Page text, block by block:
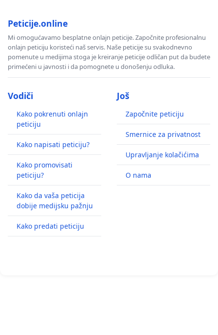
Peticije.online
Mi omogućavamo besplatne onlajn peticije. Započnite profesionalnu
onlajn peticiju koristeći naš servis. Naše peticije su svakodnevno
pomenute u medijima stoga je kreiranje peticije odličan put da budete
primećeni u javnosti i da pomognete u donošenju odluka.
Vodiči
Kako pokrenuti onlajn
peticiju
Kako napisati peticiju?
Kako promovisati
peticiju?
Kako da vaša peticija
dobije medijsku pažnju
Kako predati peticiju
Još
Započnite peticiju
Smernice za privatnost
Upravljanje kolačićima
O nama